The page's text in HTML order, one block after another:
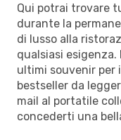
Qui potrai trovare
durante la
di lusso alla
qualsiasi
ultimi souvenir per
bestseller da
mail al portatile
concederti una